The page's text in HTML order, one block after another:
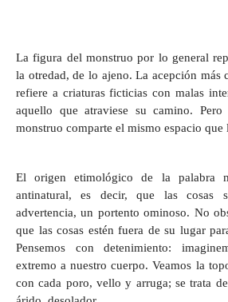
La figura del monstruo por lo general
la otredad, de lo ajeno. La acepción más
refiere a criaturas ficticias con malas
aquello que atraviese su camino.
monstruo comparte el mismo espacio que
El origen etimológico de la palabra
antinatural, es decir, que las cosas
advertencia, un portento ominoso. No
que las cosas estén fuera de su lugar
Pensemos con detenimiento:
extremo a nuestro cuerpo. Veamos la
con cada poro, vello y arruga; se trata